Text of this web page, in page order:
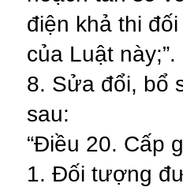
điện khả thi
của Luật này;”.
8. Sửa đổi, bổ
sau:
“Điều 20. Cấp
1. Đối tượng